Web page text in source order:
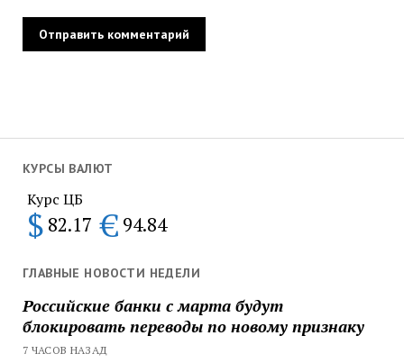
КУРСЫ ВАЛЮТ
Курс ЦБ
$ 82.17 € 94.84
ГЛАВНЫЕ НОВОСТИ НЕДЕЛИ
Российские банки с марта будут
блокировать переводы по новому признаку
7 ЧАСОВ НАЗАД